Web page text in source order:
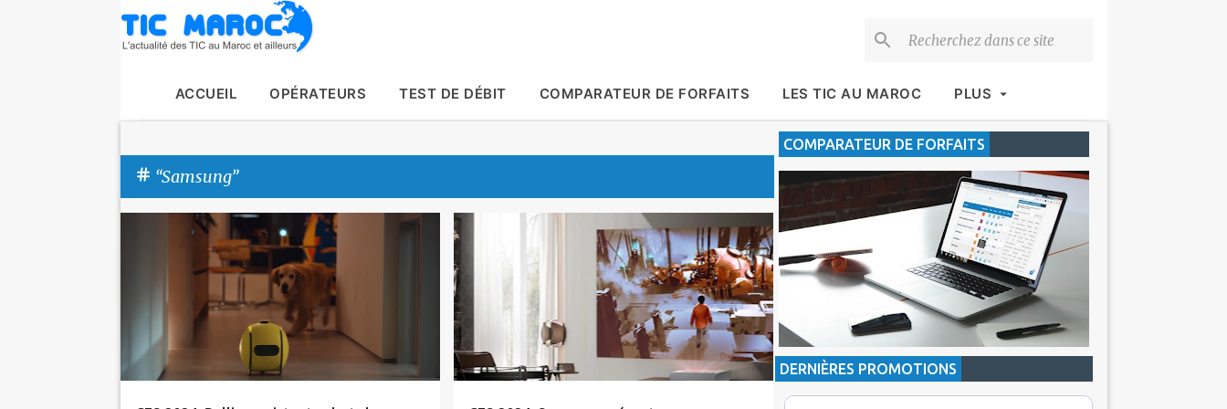
ACCUEIL OPÉRATEURS TEST DE DÉBIT COMPARATEUR DE FORFAITS LES TIC AU MAROC PLUS
Samsung
l
CES2024 Samsung Samsung
COMPARATEUR DE FORFAITS
DERNIÈRES PROMOTIONS